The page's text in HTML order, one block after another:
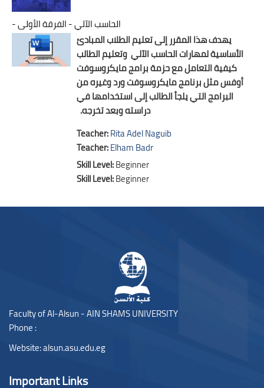
- الحاسب الآلي - الفرقة الأولى
يهدف هذا المقرر إلى تعليم الطلاب المبادئ
الأساسية لمهارات الحاسب الآلي وتعليم الطالب
كيفية التعامل مع حزمة برامج مايكروسوفت
أوفس مثل برنامج مايكروسوفت ورد وغيره من
البرامج التي يلجأ الطالب إلى استخدامها في
دراسته وبعد تخرجه.
Teacher:Rita Adel Naguib
Teacher:Elham Badr
Skill Level:Beginner
Skill Level:Beginner
Blocks
Faculty of Al-Alsun - AIN SHAMS UNIVERSITY
Phone :
Website:alsun.asu.edu.eg
Important Links